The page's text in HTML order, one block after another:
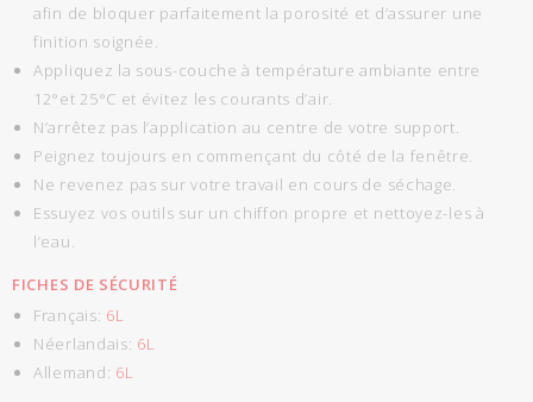
afin de bloquer parfaitement la porosité et d’assurer une
finition soignée.
Appliquez la sous-couche à température ambiante entre
12°et 25°C et évitez les courants d’air.
N’arrêtez pas l’application au centre de votre support.
Peignez toujours en commençant du côté de la fenêtre.
Ne revenez pas sur votre travail en cours de séchage.
Essuyez vos outils sur un chiffon propre et nettoyez-les à
l’eau.
FICHES DE SÉCURITÉ
Français: 6L
Néerlandais: 6L
Allemand: 6L